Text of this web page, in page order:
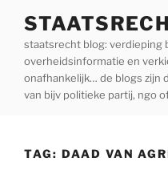
inhoud
staatsrecht blog: verdieping
overheidsinformatie en
onafhankelijk… de blogs zijn
van bijv politieke partij, ngo
TAG: DAAD VAN